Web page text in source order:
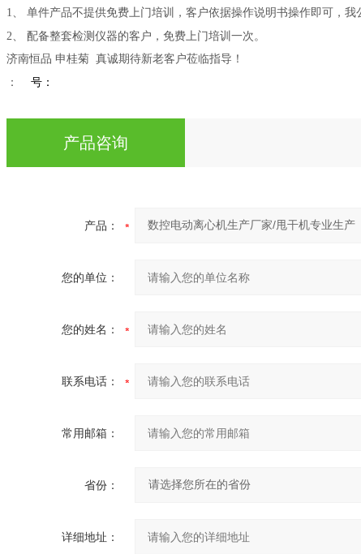
1、
单件产品不提供免费上门培训，客户依据操作说明书操作即可，我
2、
配备整套检测仪器的客户，免费上门培训一次。
济南恒品 申桂菊 真诚期待新老客户莅临指导！
：
号：
产品咨询
产品：
您的单位：
您的姓名：
联系电话：
常用邮箱：
省份：
详细地址：